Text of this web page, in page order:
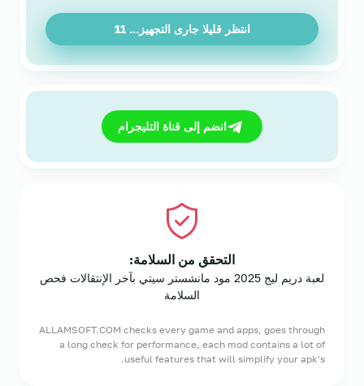
انتظر قليلا جارى التجهيز... 11
انضم إلى قناة التليجرام
التحقق من السلامة:
لعبة دريم ليج 2025 مود مانشستر سيتي بآخر الإنتقالات فحص
السلامة
ALLAMSOFT.COM checks every game and apps, goes through
a long check for performance, each mod contains a lot of
useful features that will simplify your apk's.